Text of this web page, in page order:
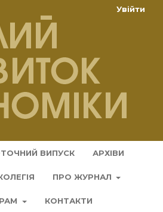
ВИПУСК АРХІВИ
ПРО ЖУРНАЛ
КОНТАКТИ
Увійти